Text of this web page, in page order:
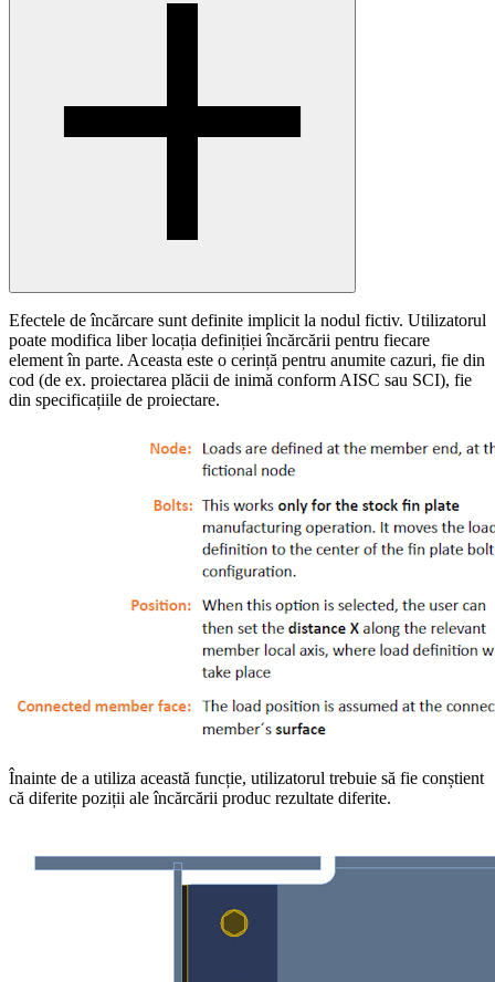
Efectele de încărcare sunt definite implicit la nodul fictiv. Utilizatorul
poate modifica liber locația definiției încărcării pentru fiecare
element în parte. Aceasta este o cerință pentru anumite cazuri, fie din
cod (de ex. proiectarea plăcii de inimă conform AISC sau SCI), fie
din specificațiile de proiectare.
Înainte de a utiliza această funcție, utilizatorul trebuie să fie conștient
că diferite poziții ale încărcării produc rezultate diferite.